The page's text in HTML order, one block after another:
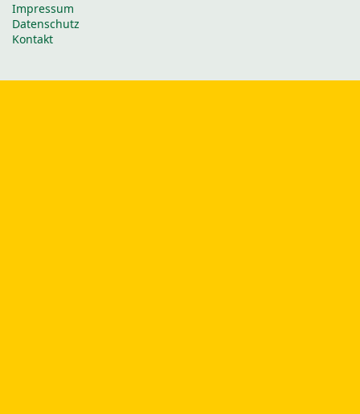
Impressum
Datenschutz
Kontakt